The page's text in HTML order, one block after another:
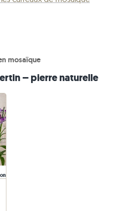
mosaïque
– pierre naturelle